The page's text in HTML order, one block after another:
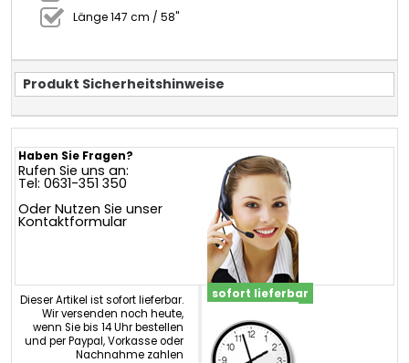
Länge 147 cm / 58"
Produkt Sicherheitshinweise
Haben Sie Fragen?
Rufen Sie uns an:
Tel: 0631-351 350
Oder Nutzen Sie unser
Kontaktformular
Dieser Artikel ist sofort lieferbar.
Wir versenden noch heute,
wenn Sie bis 14 Uhr bestellen
und per Paypal, Vorkasse oder
Nachnahme zahlen
sofort lieferbar